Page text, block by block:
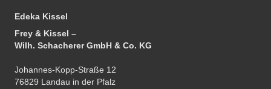
Edeka Kissel
Frey & Kissel –
Wilh. Schacherer GmbH & Co. KG
Johannes-Kopp-Straße 12
76829 Landau in der Pfalz